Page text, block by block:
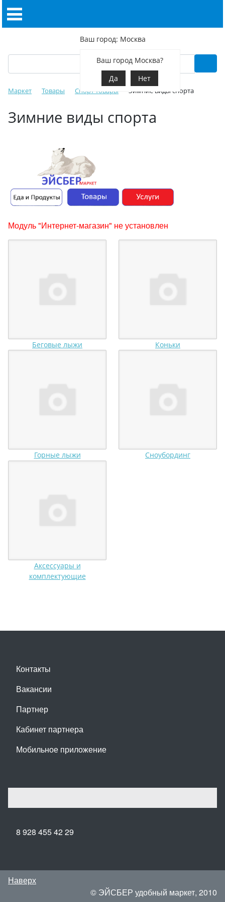
Ваш город: Москва
Ваш город Москва?
Да
Нет
Маркет Товары Спорт товары Зимние виды спорта
Зимние виды спорта
Модуль "Интернет-магазин" не установлен
Беговые лыжи Коньки
Горные лыжи Сноубординг
Аксессуары и
комплектующие
Контакты
Вакансии
Партнер
Кабинет партнера
Мобильное приложение
8 928 455 42 29
Наверх
© ЭЙСБЕР удобный маркет, 2010